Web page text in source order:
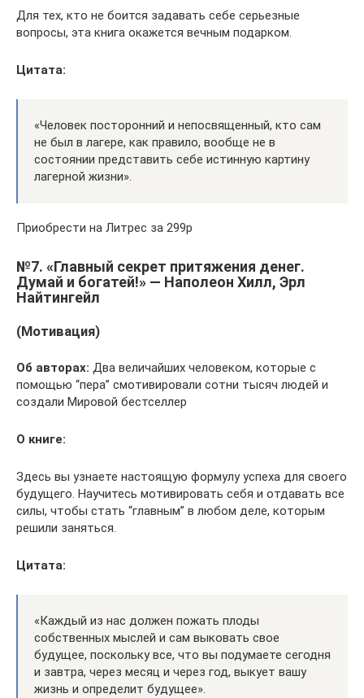
Для тех, кто не боится задавать себе серьезные
вопросы, эта книга окажется вечным подарком.
Цитата:
«Человек посторонний и непосвященный, кто сам
не был в лагере, как правило, вообще не в
состоянии представить себе истинную картину
лагерной жизни».
Приобрести на Литрес за 299р
№7. «Главный секрет притяжения денег.
Думай и богатей!» — Наполеон Хилл, Эрл
Найтингейл
(Мотивация)
Об авторах: Два величайших человеком, которые с
помощью “пера” смотивировали сотни тысяч людей и
создали Мировой бестселлер
О книге:
Здесь вы узнаете настоящую формулу успеха для своего
будущего. Научитесь мотивировать себя и отдавать все
силы, чтобы стать “главным” в любом деле, которым
решили заняться.
Цитата:
«Каждый из нас должен пожать плоды
собственных мыслей и сам выковать свое
будущее, поскольку все, что вы подумаете сегодня
и завтра, через месяц и через год, выкует вашу
жизнь и определит будущее».